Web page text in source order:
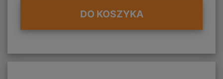
DO KOSZYKA